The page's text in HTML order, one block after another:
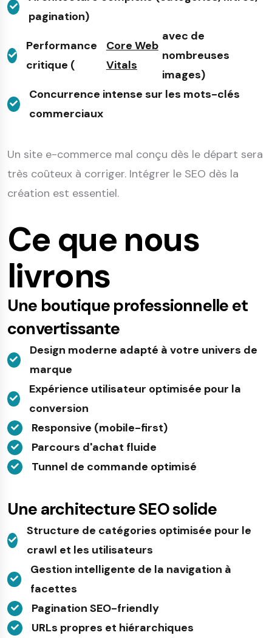
pagination)
Performance
critique (
Core Web
Vitals
avec de
nombreuses
images)
Concurrence intense sur les mots-clés
commerciaux
Un site e-commerce mal conçu dès le départ sera
très coûteux à corriger. Intégrer le SEO dès la
création est essentiel.
Ce que nous
livrons
Une boutique professionnelle et
convertissante
Design moderne adapté à votre univers de
marque
Expérience utilisateur optimisée pour la
conversion
Responsive (mobile-first)
Parcours d'achat fluide
Tunnel de commande optimisé
Une architecture SEO solide
Structure de catégories optimisée pour le
crawl et les utilisateurs
Gestion intelligente de la navigation à
facettes
Pagination SEO-friendly
URLs propres et hiérarchiques